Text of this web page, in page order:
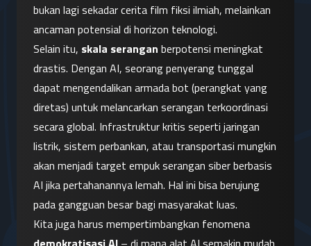
bukan lagi sekadar cerita film fiksi ilmiah, melainkan
ancaman potensial di horizon teknologi.
Selain itu, skala serangan berpotensi meningkat
drastis. Dengan AI, seorang penyerang tunggal
dapat mengendalikan armada bot (perangkat yang
diretas) untuk melancarkan serangan terkoordinasi
secara global. Infrastruktur kritis seperti jaringan
listrik, sistem perbankan, atau transportasi mungkin
akan menjadi target empuk serangan siber berbasis
AI jika pertahanannya lemah. Hal ini bisa berujung
pada gangguan besar bagi masyarakat luas.